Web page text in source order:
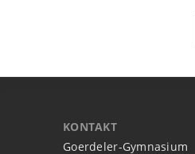
KONTAKT
Goerdeler-Gymnasium